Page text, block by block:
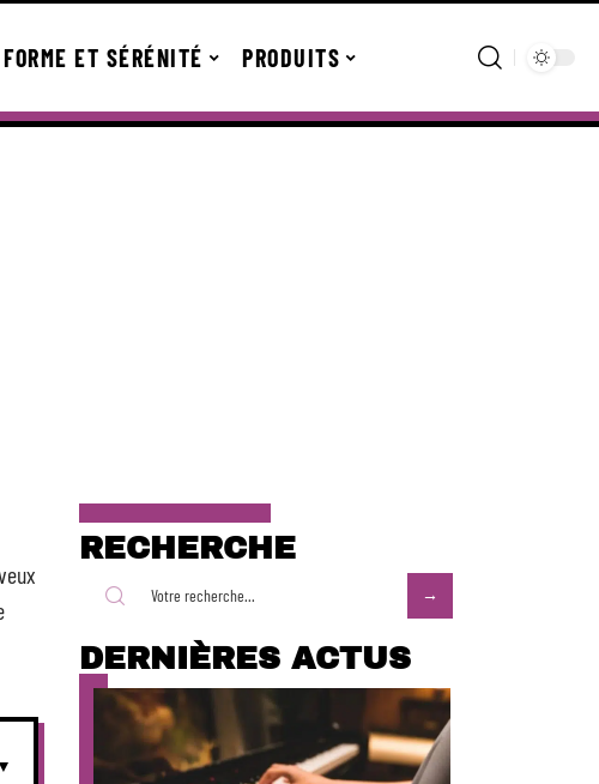
FORME ET SÉRÉNITÉ PRODUITS
RECHERCHE
DERNIÈRES ACTUS